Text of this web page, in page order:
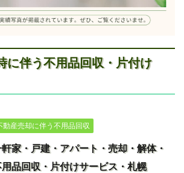
に伴う不用品回収・片付け
動産売却に伴う不用品回収
家・戸建・アパート・売却・解体・
品回収・片付けサービス・札幌